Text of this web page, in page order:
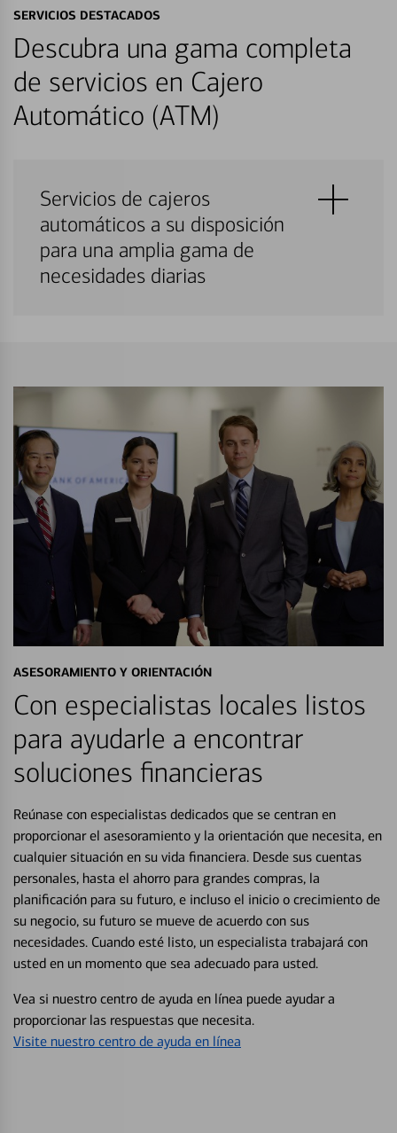
SERVICIOS DESTACADOS
Descubra una gama completa
de servicios en Cajero
Automático (ATM)
Servicios de cajeros
automáticos a su disposición
para una amplia gama de
necesidades diarias
ASESORAMIENTO Y ORIENTACIÓN
Con especialistas locales listos
para ayudarle a encontrar
soluciones financieras
Reúnase con especialistas dedicados que se centran en
proporcionar el asesoramiento y la orientación que necesita, en
cualquier situación en su vida financiera. Desde sus cuentas
personales, hasta el ahorro para grandes compras, la
planificación para su futuro, e incluso el inicio o crecimiento de
su negocio, su futuro se mueve de acuerdo con sus
necesidades. Cuando esté listo, un especialista trabajará con
usted en un momento que sea adecuado para usted.
Vea si nuestro centro de ayuda en línea puede ayudar a
proporcionar las respuestas que necesita.
Visite nuestro centro de ayuda en línea